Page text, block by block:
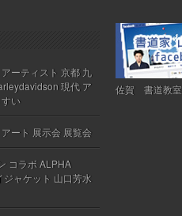
ーティスト 京都 九
現代 ア
い
ート 展示会 展覧会
コラボ ALPHA
ャケット 山口芳水
佐賀 書道教室